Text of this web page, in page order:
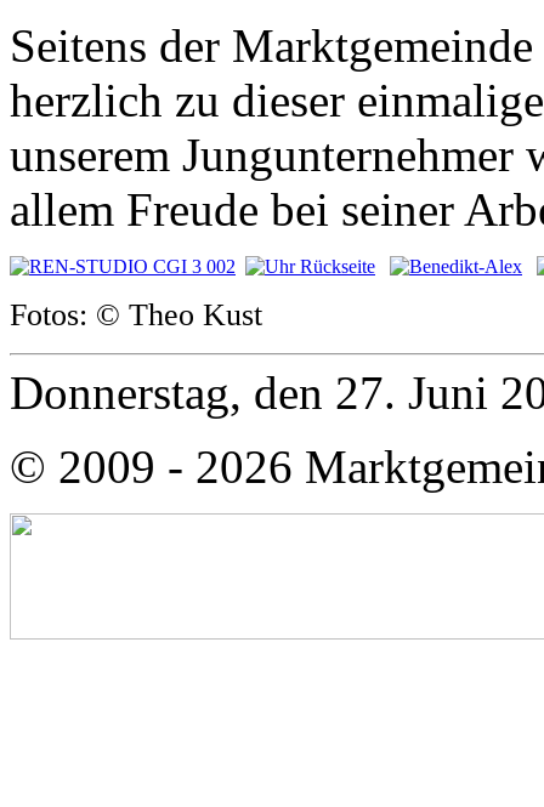
Seitens der
herzlich zu dieser
unserem
allem Freude bei seiner
Fotos: © Theo Kust
Donnerstag, den 27. Juni
© 2009 - 2026